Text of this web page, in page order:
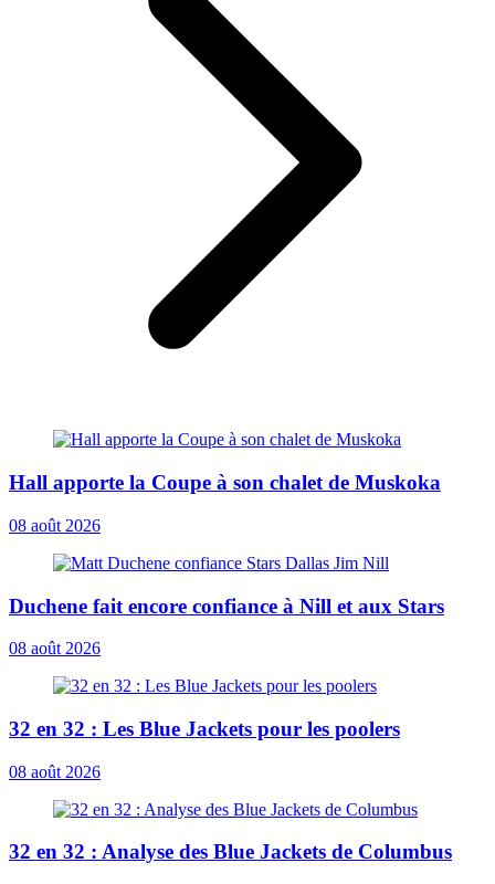
Hall apporte la Coupe à son chalet de Muskoka
08 août 2026
Duchene fait encore confiance à Nill et aux Stars
08 août 2026
32 en 32 : Les Blue Jackets pour les poolers
08 août 2026
32 en 32 : Analyse des Blue Jackets de Columbus